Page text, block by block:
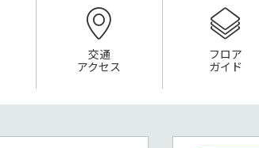
交通
アクセス
フロア
ガイド